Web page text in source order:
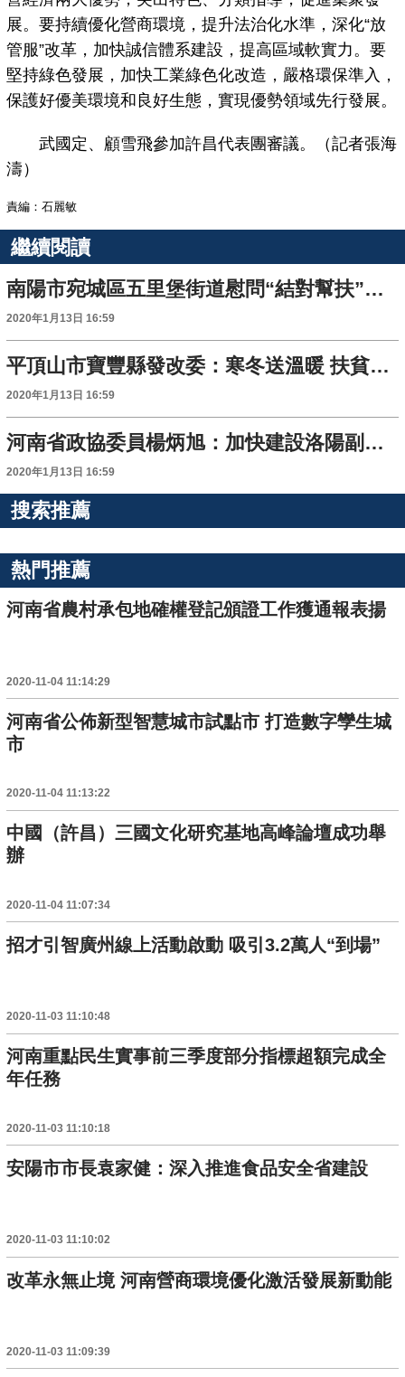
展。要持續優化營商環境，提升法治化水準，深化“放
管服”改革，加快誠信體系建設，提高區域軟實力。要
堅持綠色發展，加快工業綠色化改造，嚴格環保準入，
保護好優美環境和良好生態，實現優勢領域先行發展。
武國定、顧雪飛參加許昌代表團審議。（記者張海
濤）
責編：石麗敏
繼續閱讀
南陽市宛城區五里堡街道慰問“結對幫扶”貧困戶
2020年1月13日 16:59
平頂山市寶豐縣發改委：寒冬送溫暖 扶貧暖人心
2020年1月13日 16:59
河南省政協委員楊炳旭：加快建設洛陽副中心城市 打造引領河南發展“雙引擎”
2020年1月13日 16:59
搜索推薦
熱門推薦
河南省農村承包地確權登記頒證工作獲通報表揚
2020-11-04 11:14:29
河南省公佈新型智慧城市試點市 打造數字孿生城
市
2020-11-04 11:13:22
中國（許昌）三國文化研究基地高峰論壇成功舉
辦
2020-11-04 11:07:34
招才引智廣州線上活動啟動 吸引3.2萬人“到場”
2020-11-03 11:10:48
河南重點民生實事前三季度部分指標超額完成全
年任務
2020-11-03 11:10:18
安陽市市長袁家健：深入推進食品安全省建設
2020-11-03 11:10:02
改革永無止境 河南營商環境優化激活發展新動能
2020-11-03 11:09:39